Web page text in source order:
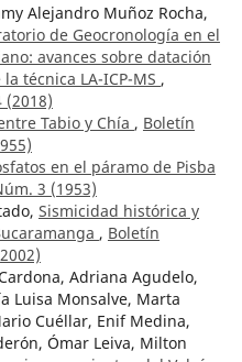
Alejandro Muñoz Rocha,
de Geocronología en el
avances sobre datación
técnica LA-ICP-MS ,
(2018)
Tabio y Chía , Boletín
en el páramo de Pisba
3 (1953)
Sismicidad histórica y
, Boletín
Adriana Agudelo,
Luisa Monsalve, Marta
Cuéllar, Enif Medina,
Ómar Leiva, Milton